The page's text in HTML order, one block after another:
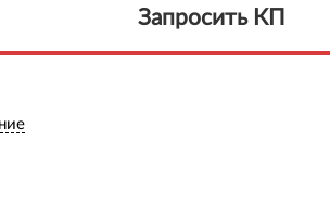
Запросить КП